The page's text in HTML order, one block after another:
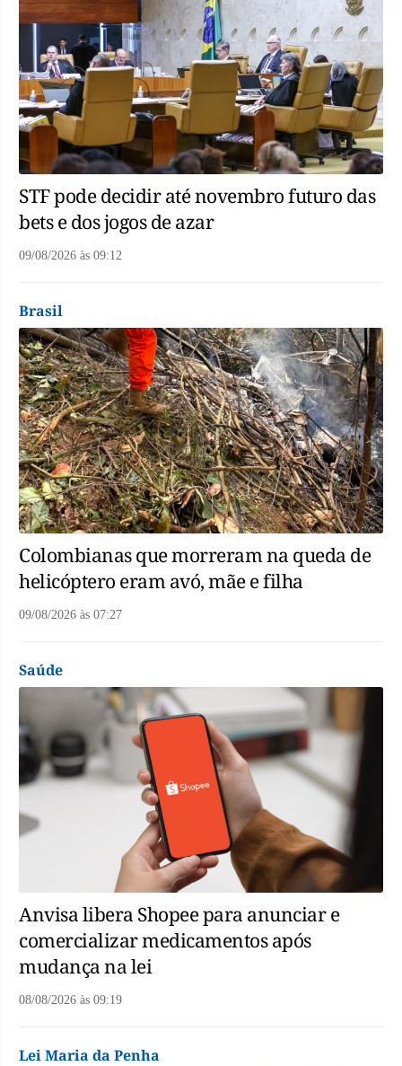
STF pode decidir até novembro futuro das
bets e dos jogos de azar
09/08/2026 às 09:12
Brasil
Colombianas que morreram na queda de
helicóptero eram avó, mãe e filha
09/08/2026 às 07:27
Saúde
Anvisa libera Shopee para anunciar e
comercializar medicamentos após
mudança na lei
08/08/2026 às 09:19
Lei Maria da Penha